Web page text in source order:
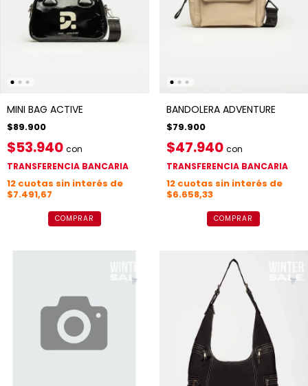
MINI BAG ACTIVE
$89.900
$53.940 con
TRANSFERENCIA BANCARIA
12 cuotas sin interés de
$7.491,67
COMPRAR
BANDOLERA ADVENTURE
$79.900
$47.940 con
TRANSFERENCIA BANCARIA
12 cuotas sin interés de
$6.658,33
COMPRAR